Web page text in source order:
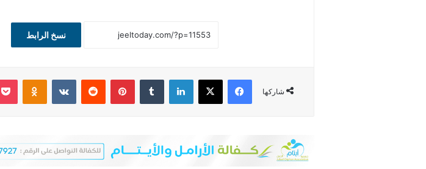
نسخ الرابط
شاركها
فيسبوك ‫X لينكدإن بينتيريست ‏VKontakte